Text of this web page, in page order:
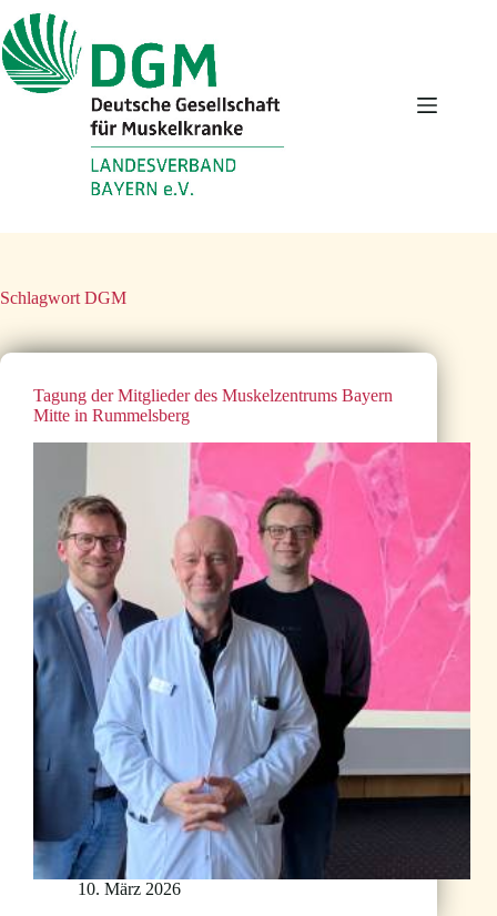
Inhalt
springen
Schlagwort DGM
Tagung der Mitglieder des Muskelzentrums Bayern
Mitte in Rummelsberg
10. März 2026